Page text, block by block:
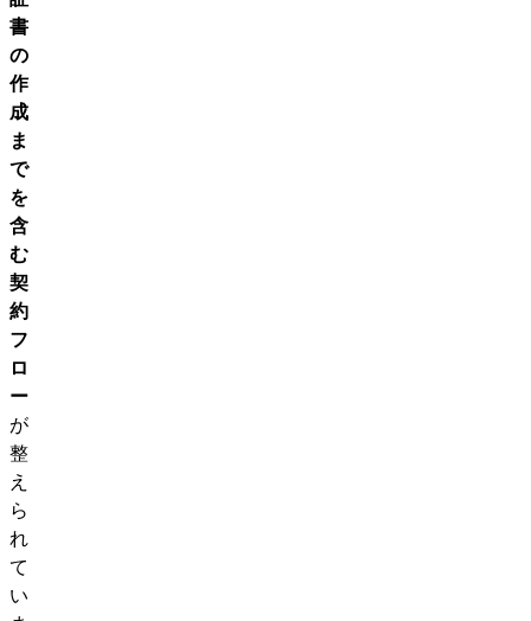
書
の
作
成
ま
で
を
含
む
契
約
フ
ロ
ー
が
整
え
ら
れ
て
い